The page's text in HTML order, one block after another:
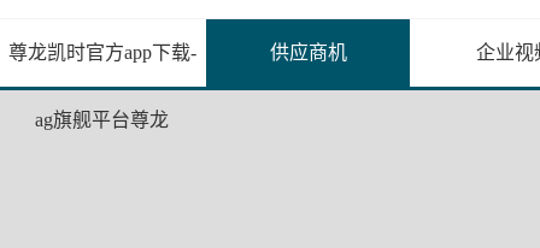
尊龙凯时官方app下载-
ag旗舰平台尊龙
供应商机 企业视